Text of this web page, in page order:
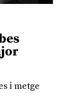
i metge